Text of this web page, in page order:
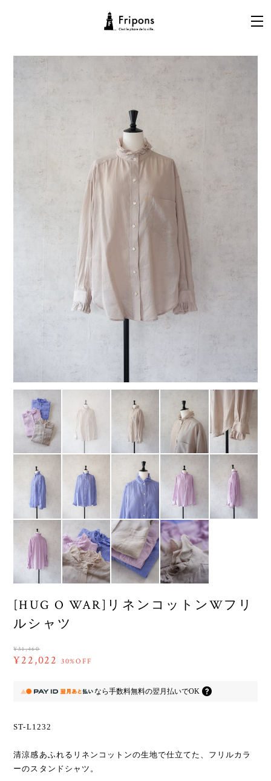
[HUG O WAR]リネンコットンWフリ
ルシャツ
¥31,460
¥22,022 30%OFF
なら手数料無料の翌月払いでOK
ST-L1232
清涼感あふれるリネンコットンの生地で仕立てた、フリルカラ
ーのスタンドシャツ。